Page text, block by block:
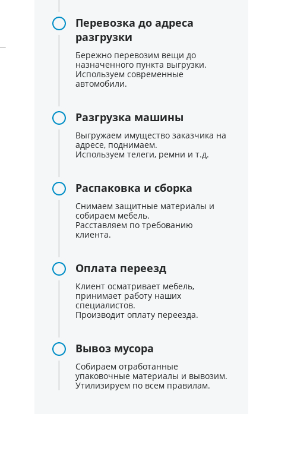
Перевозка до адреса
разгрузки
Бережно перевозим вещи до
назначенного пункта выгрузки.
Используем современные
автомобили.
Разгрузка машины
Выгружаем имущество заказчика на
адресе, поднимаем.
Используем телеги, ремни и т.д.
Распаковка и сборка
Снимаем защитные материалы и
собираем мебель.
Расставляем по требованию
клиента.
Оплата переезд
Клиент осматривает мебель,
принимает работу наших
специалистов.
Производит оплату переезда.
Вывоз мусора
Собираем отработанные
упаковочные материалы и вывозим.
Утилизируем по всем правилам.